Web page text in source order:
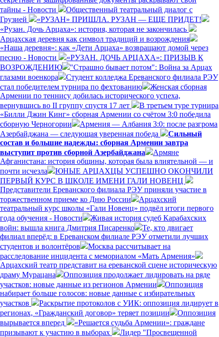
тайны - Новости
Общественный театральный диалог с
Грузией
«РУЗАН» ПРИШЛА. РУЗАН — ЕЩЕ ПРИДЕТ!
«Рузан. Дочь Арцаха»: история, которая не закончилась
Арцахская деревня как символ традиций и возрождения
«Наша деревня»: как «Дети Арцаха» возвращают домой через
песню - Новости
«РУЗАН. ДОЧЬ АРЦАХА»: ПРИЗЫВ К
ВОЗРОЖДЕНИЮ
"Страшно бывает потом": Война за Арцах
глазами военкора
Студент колледжа Ереванского филиала РЭУ
стал победителем турнира по фехтованию
Женская сборная
Армении по теннису добилась исторического успеха,
вернувшись во II группу спустя 17 лет
В третьем туре турнира
«Билли Джин Кинг» сборная Армении со счётом 3:0 победила
сборную Черногории
Армения — Албания 3:0: после разгрома
Азербайджана — следующая уверенная победа
Сильный
состав и большие надежды: сборная Армении завтра
выступит против сборной Азербайджана
Армяне
Афганистана: история общины, которая была влиятельной — и
почти исчезла
ЮНЫЕ АРЦАХЦЫ УСПЕШНО ОКОНЧИЛИ
ПЕРВЫЙ КУРС В ШКОЛЕ ИМЕНИ ГАЛИ НОВЕНЦ
Представители Ереванского филиала РЭУ приняли участие в
торжественном приеме ко Дню России
Арцахский
театральный курс школы «Гали Новенц» подвёл итоги первого
года обучения - Новости
Живая история судеб Карабахских
войн: вышла книга Дмитрия Писаренко
Те, кто двигает
филиал вперёд: в Ереванском филиале РЭУ отметили лучших
студентов и волонтёров
Москва рассчитывает на
расследование инцидента с мемориалом «Мать Армения»
Арцахский театр представит на ереванской сцене историческую
драму Мурацана
Оппозиция продолжает лидировать на ряде
участков: новые данные из регионов Армении
Оппозиция
набирает больше голосов: новые данные с избирательных
участков
Раскрытие протоколов с УИК: оппозиция лидирует в
регионах, «Гражданский договор» теряет позиции
Оппозиция
вырывается вперед
«Решается судьба Армении»: граждане
призывают к участию в выборах
Лидер "Просвещенной